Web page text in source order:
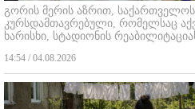
გორის მერის აზრით, საქართველოს
კურსდამთავრებული, რომელსაც
ხარისხი, სტადიონის
14:54 / 04.08.2026